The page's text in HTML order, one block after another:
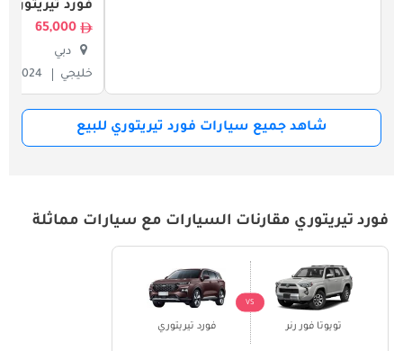
فورد تيريتوري
65,000
دبي
خليجي
2024
شاهد جميع سيارات فورد تيريتوري للبيع
فورد تيريتوري مقارنات السيارات مع سيارات مماثلة
تويوتا فور رنر
VS
فورد تيريتوري